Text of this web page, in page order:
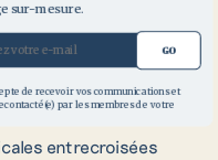
00
culturel des clans
identifier les
d’une région
sont composés
entrecroisées
sur-mesure.
GO
de recevoir vos communications et
par les membres de votre